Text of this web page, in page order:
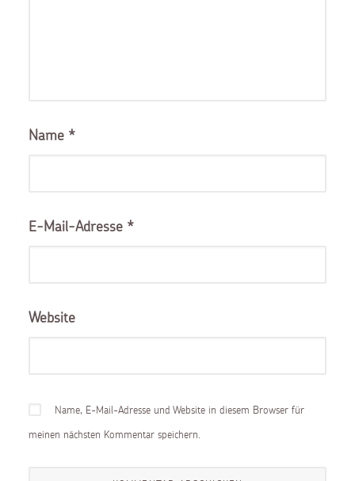
Name *
E-Mail-Adresse *
Website
Name, E-Mail-Adresse und Website in diesem Browser für
meinen nächsten Kommentar speichern.